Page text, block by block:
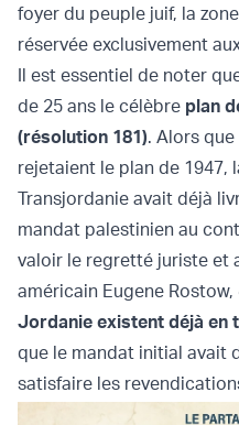
foyer du peuple juif, la
réservée exclusivement
Il est essentiel de noter
de 25 ans le célèbre plan
(résolution 181). Alors
rejetaient le plan de 1947,
Transjordanie avait déjà
mandat palestinien au
valoir le regretté juriste et
américain Eugene Rostow,
Jordanie existent déjà en
que le mandat initial avait
satisfaire les